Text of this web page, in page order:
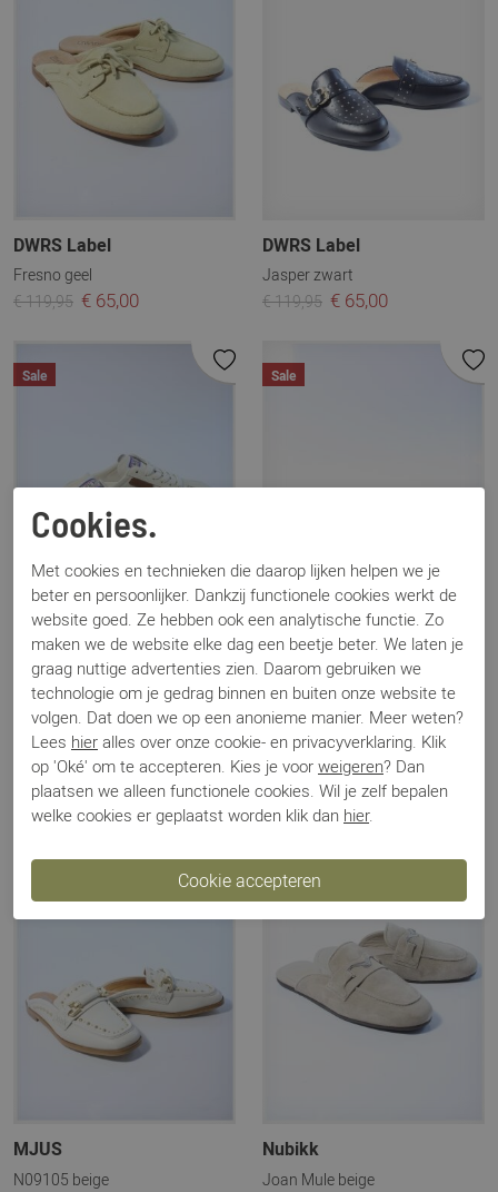
DWRS Label
Fresno geel
€ 119,95 € 65,00
DWRS Label
Jasper zwart
€ 119,95 € 65,00
Sale
Back 70
Easter wit
€ 139,99 € 76,00
Sale
MJUS
N09105 taupe
€ 159,99 € 87,00
Sale
MJUS
N09105 beige
Sale
Nubikk
Joan Mule beige
Cookies.
Met cookies en technieken die daarop lijken helpen we je
beter en persoonlijker. Dankzij functionele cookies werkt de
website goed. Ze hebben ook een analytische functie. Zo
maken we de website elke dag een beetje beter. We laten je
graag nuttige advertenties zien. Daarom gebruiken we
technologie om je gedrag binnen en buiten onze website te
volgen. Dat doen we op een anonieme manier. Meer weten?
Lees hier alles over onze cookie- en privacyverklaring. Klik
op 'Oké' om te accepteren. Kies je voor weigeren? Dan
plaatsen we alleen functionele cookies. Wil je zelf bepalen
welke cookies er geplaatst worden klik dan hier.